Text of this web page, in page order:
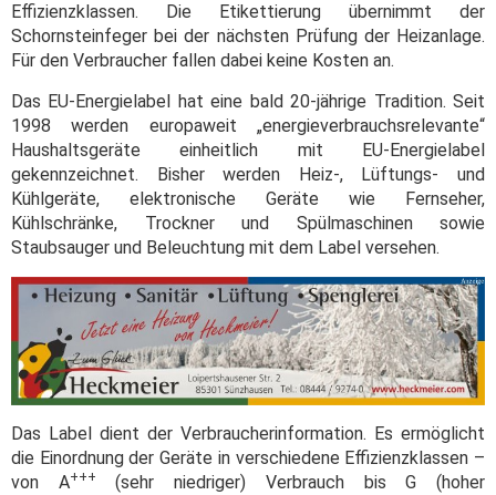
Effizienzklassen. Die Etikettierung übernimmt der
Schornsteinfeger bei der nächsten Prüfung der Heizanlage.
Für den Verbraucher fallen dabei keine Kosten an.
Das EU-Energielabel hat eine bald 20-jährige Tradition. Seit
1998 werden europaweit „energieverbrauchsrelevante“
Haushaltsgeräte einheitlich mit EU-Energielabel
gekennzeichnet. Bisher werden Heiz-, Lüftungs- und
Kühlgeräte, elektronische Geräte wie Fernseher,
Kühlschränke, Trockner und Spülmaschinen sowie
Staubsauger und Beleuchtung mit dem Label versehen.
Das Label dient der Verbraucherinformation. Es ermöglicht
die Einordnung der Geräte in verschiedene Effizienzklassen –
von A+++
(sehr niedriger) Verbrauch bis G (hoher